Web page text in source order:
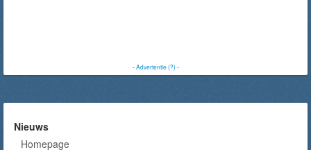
-Advertentie (?)-
Nieuws
Homepage